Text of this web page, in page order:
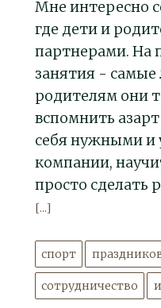
Мне интересно
где дети и
партнерами. На
занятия -
родителям они
вспомнить
себя нужными и
компании,
просто сделать
[...]
спорт
сотрудничество